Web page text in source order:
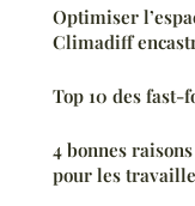
Optimiser
Climadiff
Top 10 des fast-
4 bonnes
pour les